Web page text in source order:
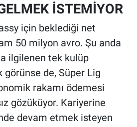
İSTEMİYOR
için beklediği net
50 milyon avro. Şu anda
ilgilenen tek kulüp
görünse de, Süper Lig
rakamı ödemesi
gözüküyor. Kariyerine
devam etmek isteyen